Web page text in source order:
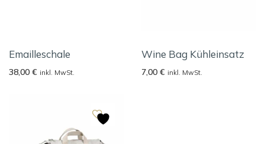
Emailleschale
38,00 € inkl. MwSt.
Wine Bag Kühleinsatz
7,00 € inkl. MwSt.